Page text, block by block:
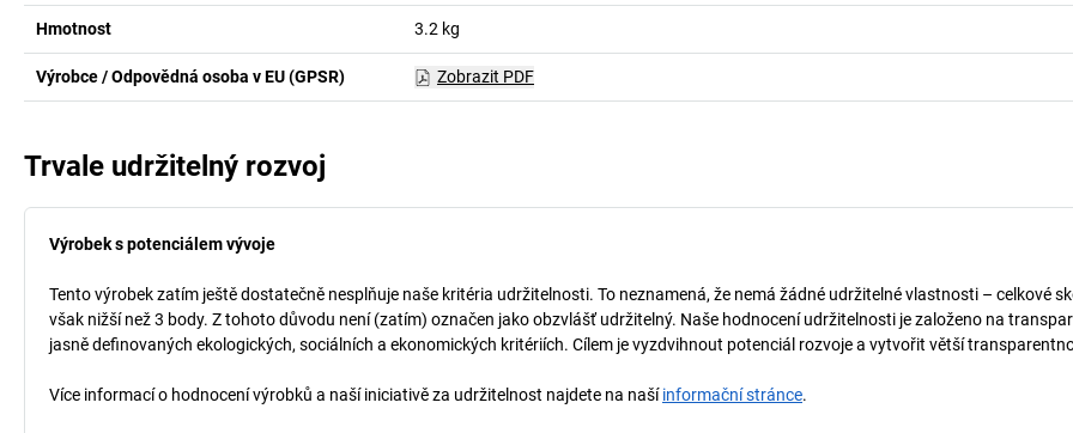
Hmotnost 3.2 kg
Výrobce / Odpovědná osoba v EU (GPSR) Zobrazit PDF
Trvale udržitelný rozvoj
Výrobek s potenciálem vývoje
Tento výrobek zatím ještě dostatečně nesplňuje naše kritéria udržitelnosti. To neznamená, že nemá žádné udržitelné vlastnosti – celkové
však nižší než 3 body. Z tohoto důvodu není (zatím) označen jako obzvlášť udržitelný. Naše hodnocení udržitelnosti je založeno na
jasně definovaných ekologických, sociálních a ekonomických kritériích. Cílem je vyzdvihnout potenciál rozvoje a vytvořit větší
Více informací o hodnocení výrobků a naší iniciativě za udržitelnost najdete na našíinformační stránce.